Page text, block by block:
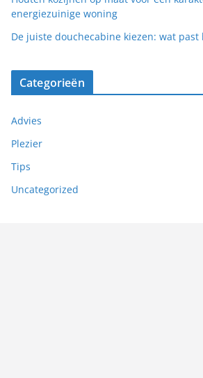
energiezuinige woning
De juiste douchecabine kiezen: wat
Categorieën
Advies
Plezier
Tips
Uncategorized